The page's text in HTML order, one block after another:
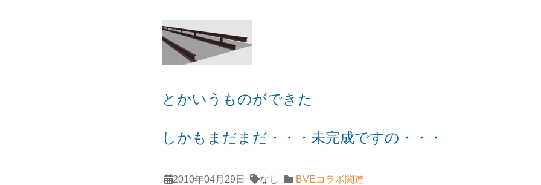
とかいうものができた
しかもまだまだ・・・未完成ですの・・・
2010年04月29日 なし BVEコラボ関連